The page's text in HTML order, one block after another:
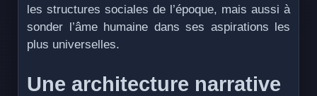
les structures sociales de l’époque, mais aussi à
sonder l’âme humaine dans ses aspirations les
plus universelles.
Une architecture narrative